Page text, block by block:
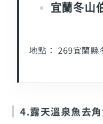
宜蘭冬山
地點： 269宜蘭縣
4.露天溫泉魚去